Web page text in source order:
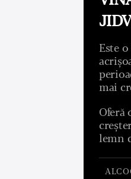
Este
mai
Oferă
lemn